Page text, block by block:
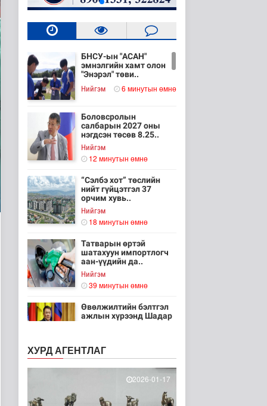
БНСУ-ын "АСАН"
эмнэлгийн хамт олон
"Энэрэл" төви..
Нийгэм 6 минутын өмнө
Боловсролын
салбарын 2027 оны
нэгдсэн төсөв 8.25..
Нийгэм
12 минутын өмнө
“Сэлбэ хот” төслийн
нийт гүйцэтгэл 37
орчим хувь..
Нийгэм
18 минутын өмнө
Татварын өртэй
шатахуун импортлогч
аан-үүдийн да..
Нийгэм
39 минутын өмнө
Өвөлжилтийн бэлтгэл
ажлын хүрээнд Шадар
40 минутын өмнө
Нийслэлийн 5
байршилд авто зам
Нийгэм
ХУРД АГЕНТЛАГ
2026-01-17